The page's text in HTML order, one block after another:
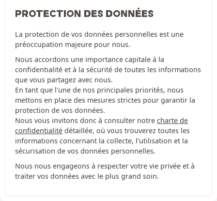
PROTECTION DES DONNÉES
La protection de vos données personnelles est une
préoccupation majeure pour nous.
Nous accordons une importance capitale à la
confidentialité et à la sécurité de toutes les informations
que vous partagez avec nous.
En tant que l'une de nos principales priorités, nous
mettons en place des mesures strictes pour garantir la
protection de vos données.
Nous vous invitons donc à consulter notre charte de
confidentialité détaillée, où vous trouverez toutes les
informations concernant la collecte, l'utilisation et la
sécurisation de vos données personnelles.
Nous nous engageons à respecter votre vie privée et à
traiter vos données avec le plus grand soin.